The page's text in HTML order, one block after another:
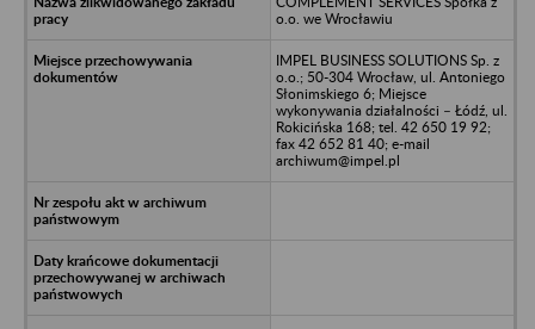
o.o. we Wrocławiu
IMPEL BUSINESS SOLUTIONS Sp. z
o.o.; 50-304 Wrocław, ul. Antoniego
Słonimskiego 6; Miejsce
wykonywania działalności – Łódź, ul.
Rokicińska 168; tel. 42 650 19 92;
fax 42 652 81 40; e-mail
archiwum@impel.pl